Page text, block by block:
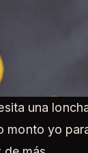
una
yo